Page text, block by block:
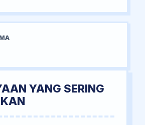
YANG SERING